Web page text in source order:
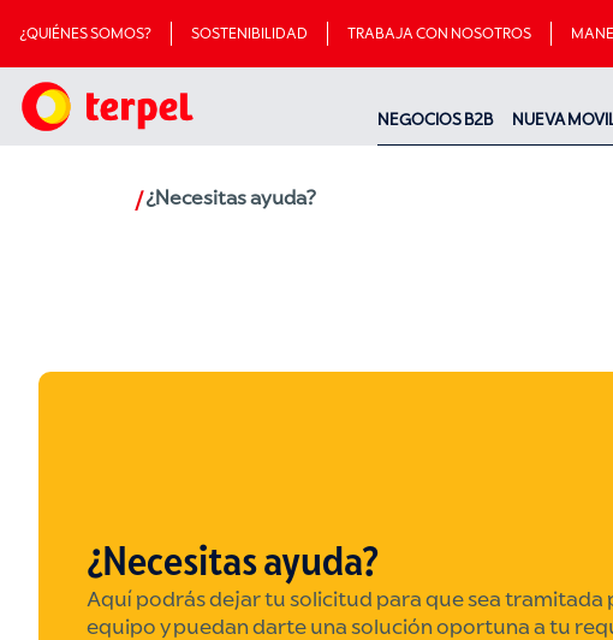
¿QUIÉNES SOMOS? SOSTENIBILIDAD TRABAJA CON NOSOTROS
NEGOCIOS B2B NUEVA
¿Necesitas ayuda?
¿Necesitas ayuda?
Aquí podrás dejar tu solicitud para que sea tramitada
equipo y puedan darte una solución oportuna a tu